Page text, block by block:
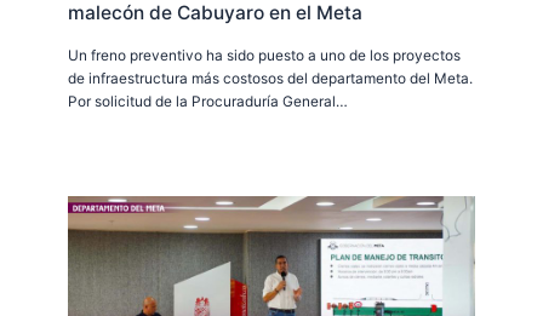
malecón de Cabuyaro en el Meta
Un freno preventivo ha sido puesto a uno de los proyectos
de infraestructura más costosos del departamento del Meta.
Por solicitud de la Procuraduría General…